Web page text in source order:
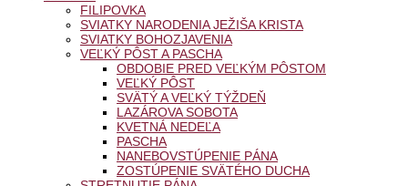
FILIPOVKA
SVIATKY NARODENIA JEŽIŠA KRISTA
SVIATKY BOHOZJAVENIA
VEĽKÝ PÔST A PASCHA
OBDOBIE PRED VEĽKÝM PÔSTOM
VEĽKÝ PÔST
SVÄTÝ A VEĽKÝ TÝŽDEŇ
LAZÁROVA SOBOTA
KVETNÁ NEDEĽA
PASCHA
NANEBOVSTÚPENIE PÁNA
ZOSTÚPENIE SVÄTÉHO DUCHA